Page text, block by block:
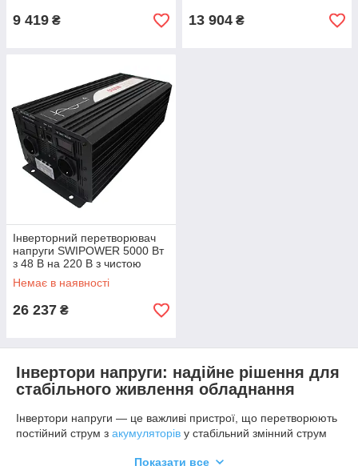
9 419 ₴ 13 904 ₴
Інверторний перетворювач
напруги SWIPOWER 5000 Вт
з 48 В на 220 В з чистою
синусоїдою
Немає в наявності
26 237 ₴
Інвертори напруги: надійне рішення для
стабільного живлення обладнання
Інвертори напруги — це важливі пристрої, що перетворюють
постійний струм з акумуляторів у стабільний змінний струм
ЧПУ-верстатів, сервісного обладнання і промислових систем
Показати все